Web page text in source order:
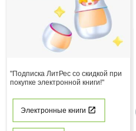
"Подписка ЛитРес со скидкой при
покупке электронной книги!"
Электронные книги